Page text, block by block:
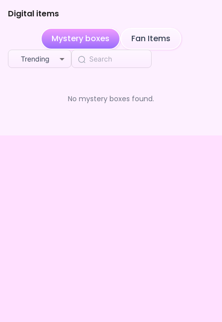
Digital items
Mystery boxes Fan Items
Trending
No mystery boxes found.